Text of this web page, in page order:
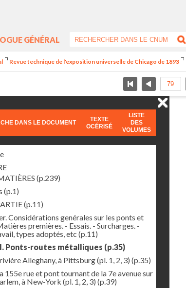
GÉNÉRAL
Revue technique de l'exposition universelle de Chicago de 1893
DANS LE DOCUMENT
TEXTE
OCÉRISÉ
LISTE
DES
VOLUMES
(p.239)
(p.1)
(p.11)
Considérations genérales sur les ponts et
premières. - Essais. - Surcharges. -
types adoptés, etc (p.11)
Ponts-routes métalliques (p.35)
Alleghany, à Pittsburg (pl. 1, 2, 3) (p.35)
155e rue et pont tournant de la 7e avenue sur
à New-York (pl. 1, 2, 3) (p.39)